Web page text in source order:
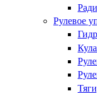
Рулевое